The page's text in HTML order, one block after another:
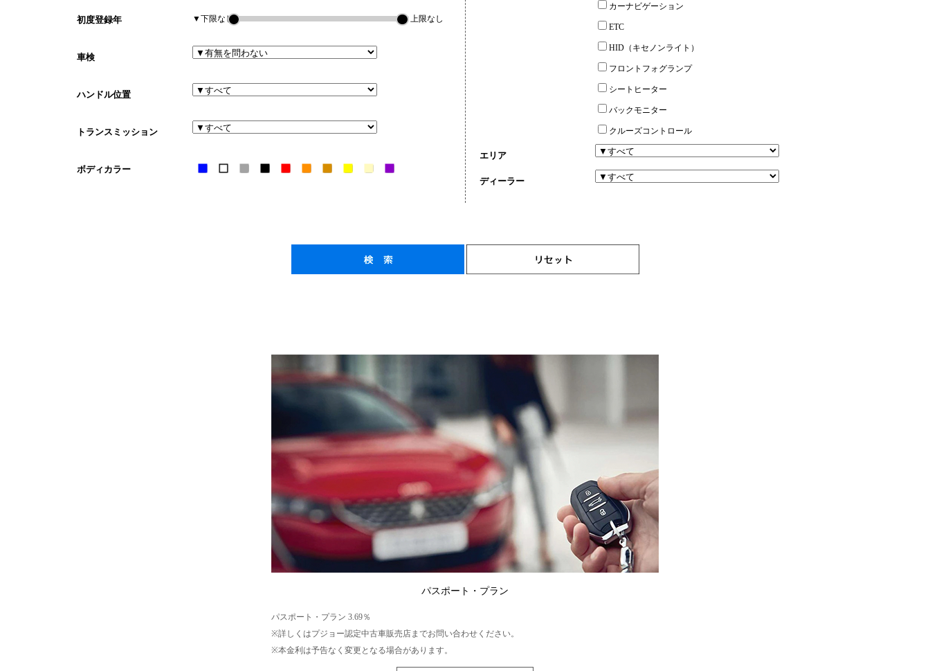
初度登録年 ▼下限なし ▼上限なし
車検
ハンドル位置
トランスミッション
ボディカラー
カーナビゲーション
ETC
HID（キセノンライト）
フロントフォグランプ
シートヒーター
バックモニター
クルーズコントロール
エリア
ディーラー
パスポート・プラン
パスポート・プラン 3.69％
※詳しくはプジョー認定中古車販売店までお問い合わせください。
※本金利は予告なく変更となる場合があります。